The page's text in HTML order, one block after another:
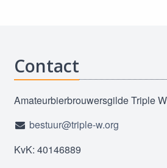
Contact
Amateurbierbrouwersgilde Triple
bestuur@triple-w.org
KvK: 40146889